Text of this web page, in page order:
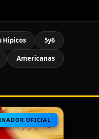
Hipicos 5y6
Americanas
OFICIAL